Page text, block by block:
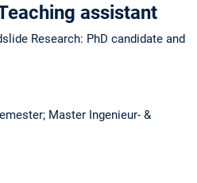
assistant
Research: PhD candidate and
Master Ingenieur- &